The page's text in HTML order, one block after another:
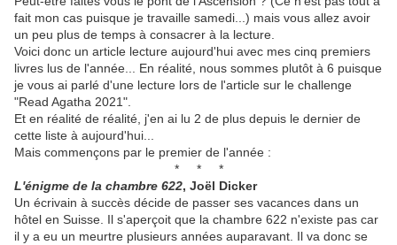
fait mon cas puisque je travaille samedi...) mais vous allez avoir
un peu plus de temps à consacrer à la lecture.
Voici donc un article lecture aujourd'hui avec mes cinq premiers
livres lus de l'année... En réalité, nous sommes plutôt à 6 puisque
je vous ai parlé d'une lecture lors de l'article sur le challenge
"Read Agatha 2021".
Et en réalité de réalité, j'en ai lu 2 de plus depuis le dernier de
cette liste à aujourd'hui...
Mais commençons par le premier de l'année :
* * *
L'énigme de la chambre 622, Joël Dicker
Un écrivain à succès décide de passer ses vacances dans un
hôtel en Suisse. Il s'aperçoit que la chambre 622 n'existe pas car
il y a eu un meurtre plusieurs années auparavant. Il va donc se